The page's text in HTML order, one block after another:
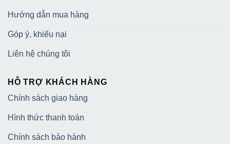
Hướng dẫn mua hàng
Góp ý, khiếu nại
Liên hệ chúng tôi
HỖ TRỢ KHÁCH HÀNG
Chính sách giao hàng
Hình thức thanh toán
Chính sách bảo hành